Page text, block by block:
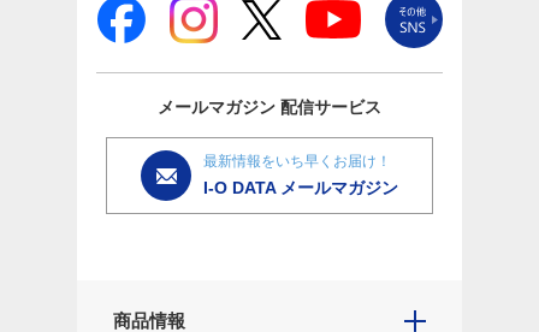
メールマガジン 配信サービス
最新情報をいち早くお届け！
I-O DATA メールマガジン
商品情報